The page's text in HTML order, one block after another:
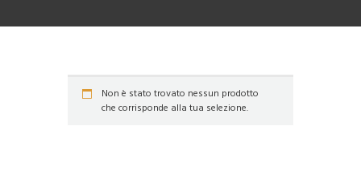
Non è stato trovato nessun prodotto
che corrisponde alla tua selezione.